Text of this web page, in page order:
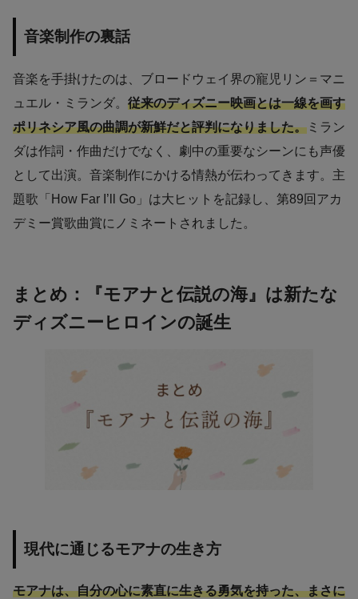
音楽制作の裏話
音楽を手掛けたのは、ブロードウェイ界の寵児リン＝マニ
ュエル・ミランダ。 従来のディズニー映画とは一線を画す
ポリネシア風の曲調が新鮮だと評判になりました。 ミラン
ダは作詞・作曲だけでなく、劇中の重要なシーンにも声優
として出演。音楽制作にかける情熱が伝わってきます。主
題歌「How Far I’ll Go」は大ヒットを記録し、第89回アカ
デミー賞歌曲賞にノミネートされました。
まとめ：『モアナと伝説の海』は新たな
ディズニーヒロインの誕生
現代に通じるモアナの生き方
モアナは、自分の心に素直に生きる勇気を持った、まさに